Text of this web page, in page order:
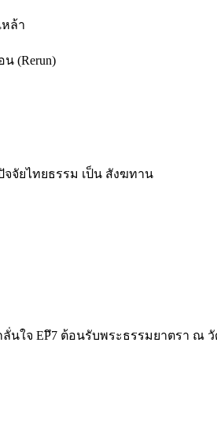
หล้า
(Rerun)
จัยไทยธรรม เป็น สังฆทาน
นใจ EPึ7 ต้อนรับพระธรรมยาตรา ณ